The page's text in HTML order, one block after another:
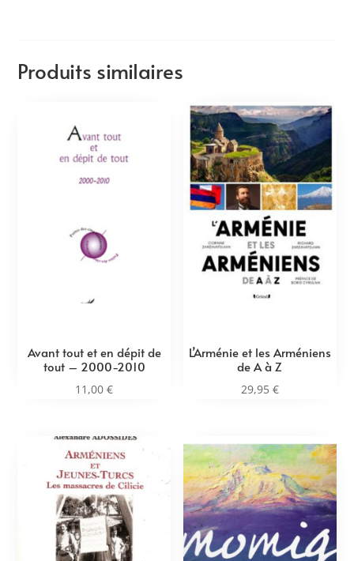
Produits similaires
Avant tout et en dépit de
tout – 2000-2010
11,00€
L’Arménie et les Arméniens
de A à Z
29,95 €